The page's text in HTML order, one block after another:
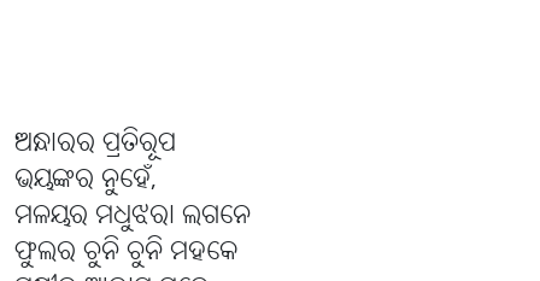
ଅନ୍ଧାରର ପ୍ରତିରୂପ
ଭୟଙ୍କର ନୁହେଁ,
ମଳୟର ମଧୁଝରା ଲଗନେ
ଫୁଲର ଚୁନି ଚୁନି ମହକେ